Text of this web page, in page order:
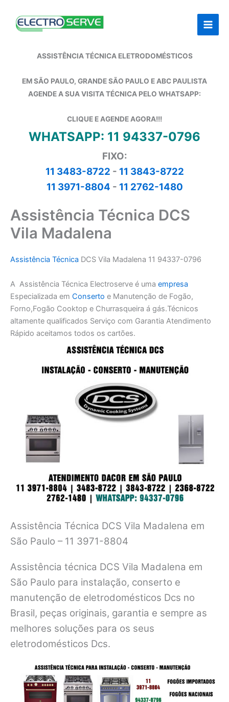
ASSISTÊNCIA TÉCNICA ELETRODOMÉSTICOS
EM SÃO PAULO, GRANDE SÃO PAULO E ABC PAULISTA
AGENDE A SUA VISITA TÉCNICA PELO WHATSAPP:
CLIQUE E AGENDE AGORA!!!
WHATSAPP: 11 94337-0796
FIXO:
11 3483-8722 - 11 3843-8722
11 3971-8804 - 11 2762-1480
Assistência Técnica DCS
Vila Madalena
Assistência Técnica DCS Vila Madalena 11 94337-0796
A Assistência Técnica Electroserve é uma empresa
Especializada em Conserto e Manutenção de Fogão,
Forno,Fogão Cooktop e Churrasqueira á gás.Técnicos
altamente qualificados Serviço com Garantia Atendimento
Rápido aceitamos todos os cartões.
Assistência Técnica DCS Vila Madalena em
São Paulo – 11 3971-8804
Assistência técnica DCS Vila Madalena em
São Paulo para instalação, conserto e
manutenção de eletrodomésticos Dcs no
Brasil, peças originais, garantia e sempre as
melhores soluções para os seus
eletrodomésticos Dcs.